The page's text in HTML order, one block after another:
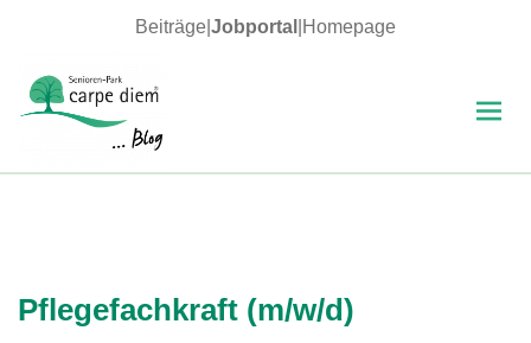
Beiträge Jobportal Homepage
Pflegefachkraft (m/w/d)